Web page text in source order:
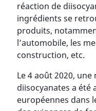
réaction de
ingrédients se
produits,
l’automobile, les
construction, etc.
Le 4 août 2020,
diisocyanates a été
européennes dans